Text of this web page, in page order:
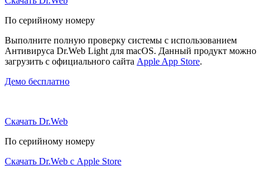
По серийному номеру
Выполните полную проверку системы с использованием
Антивируса Dr.Web Light для macOS. Данный продукт можно
загрузить с официального сайта Apple App Store.
Демо бесплатно
Скачать Dr.Web
По серийному номеру
Скачать Dr.Web с Apple Store